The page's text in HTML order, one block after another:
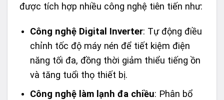
được tích hợp nhiều công nghệ tiên tiến như:
Công nghệ Digital Inverter: Tự động điều
chỉnh tốc độ máy nén để tiết kiệm điện
năng tối đa, đồng thời giảm thiểu tiếng ồn
và tăng tuổi thọ thiết bị.
Công nghệ làm lạnh đa chiều: Phân bổ